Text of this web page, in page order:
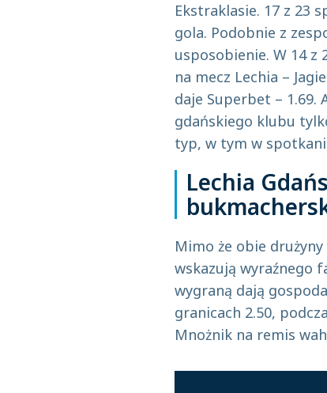
Ekstraklasie. 17 z 23
gola. Podobnie z
usposobienie. W 14 z
na mecz Lechia –
daje Superbet – 1.69.
gdańskiego klubu
typ, w tym w
Lechia
Mimo że obie
wskazują wyraźnego
wygraną dają
granicach 2.50,
Mnożnik na remis